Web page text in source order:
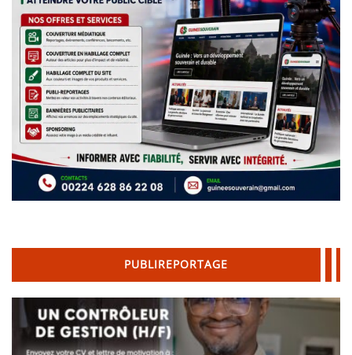
PUBLIREPORTAGE